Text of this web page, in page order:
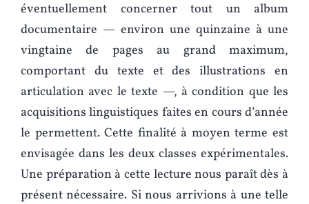
éventuellement concerner tout un album
documentaire — environ une quinzaine à une
vingtaine de pages au grand maximum,
comportant du texte et des illustrations en
articulation avec le texte —, à condition que les
acquisitions linguistiques faites en cours d’année
le permettent. Cette finalité à moyen terme est
envisagée dans les deux classes expérimentales.
Une préparation à cette lecture nous paraît dès à
présent nécessaire. Si nous arrivions à une telle